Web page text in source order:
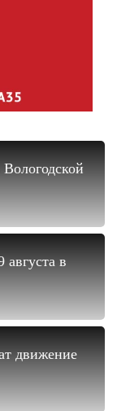
в
движение